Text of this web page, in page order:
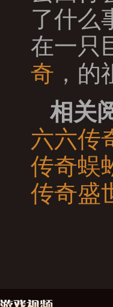
了什么
在一只
奇 ，
相关
六六传
传奇蜈
传奇盛